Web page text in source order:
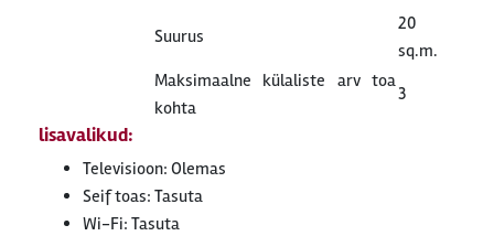
Suurus
20
sq.m.
Maksimaalne külaliste arv toa
kohta
3
lisavalikud:
Televisioon: Olemas
Seif toas: Tasuta
Wi-Fi: Tasuta